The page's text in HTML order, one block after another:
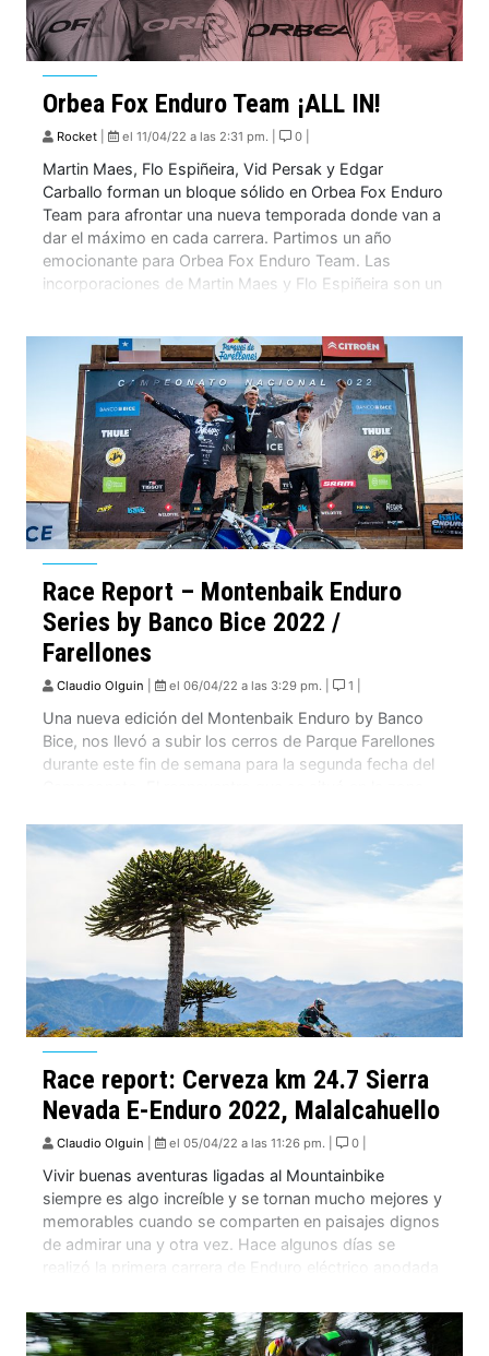
Orbea Fox Enduro Team ¡ALL IN!
Rocket el 11/04/22 a las 2:31 pm. | 0 |
Martin Maes, Flo Espiñeira, Vid Persak y Edgar
Carballo forman un bloque sólido en Orbea Fox Enduro
Team para afrontar una nueva temporada donde van a
dar el máximo en cada carrera. Partimos un año
emocionante para Orbea Fox Enduro Team. Las
incorporaciones de Martin Maes y Flo Espiñeira son un
Race Report – Montenbaik Enduro
Series by Banco Bice 2022 /
Farellones
Claudio Olguin el 06/04/22 a las 3:29 pm. | 1 |
Una nueva edición del Montenbaik Enduro by Banco
Bice, nos llevó a subir los cerros de Parque Farellones
durante este fin de semana para la segunda fecha del
secciones en la pista que a muchos dejó boca […]
Race report: Cerveza km 24.7 Sierra
Nevada E-Enduro 2022, Malalcahuello
Claudio Olguin el 05/04/22 a las 11:26 pm. | 0 |
Vivir buenas aventuras ligadas al Mountainbike
siempre es algo increíble y se tornan mucho mejores y
memorables cuando se comparten en paisajes dignos
de admirar una y otra vez. Hace algunos días se
realizó la primera carrera de Enduro eléctrico apodada
100% enfocada en bicicletas eléctricas la que […]